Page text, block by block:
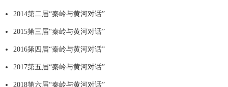
2014第二届“秦岭与黄河对话”
2015第三届“秦岭与黄河对话”
2016第四届“秦岭与黄河对话”
2017第五届“秦岭与黄河对话”
2018第六届“秦岭与黄河对话”